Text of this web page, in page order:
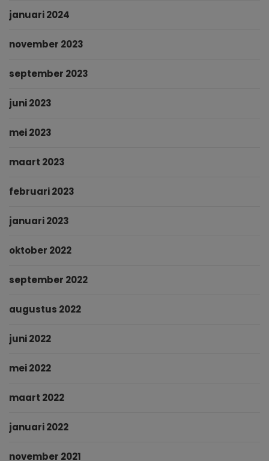
januari 2024
november 2023
september 2023
juni 2023
mei 2023
maart 2023
februari 2023
januari 2023
oktober 2022
september 2022
augustus 2022
juni 2022
mei 2022
maart 2022
januari 2022
november 2021